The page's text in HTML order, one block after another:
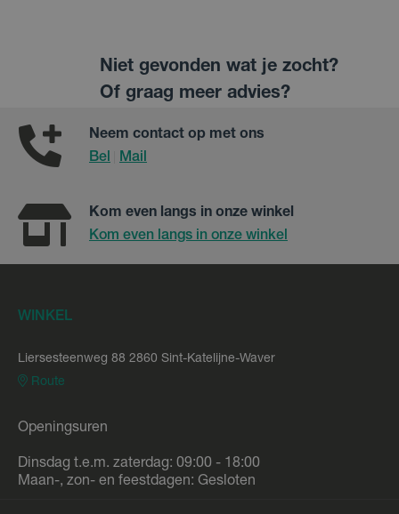
Niet gevonden wat je zocht?
Of graag meer advies?
Neem contact op met ons
Bel
Mail
Kom even langs in onze winkel
Kom even langs in onze winkel
WINKEL
Liersesteenweg 88 2860 Sint-Katelijne-Waver
Route
Openingsuren
Dinsdag t.e.m. zaterdag: 09:00 - 18:00
Maan-, zon- en feestdagen: Gesloten